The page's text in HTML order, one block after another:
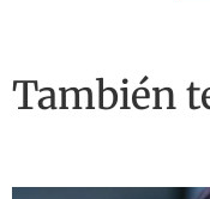
También